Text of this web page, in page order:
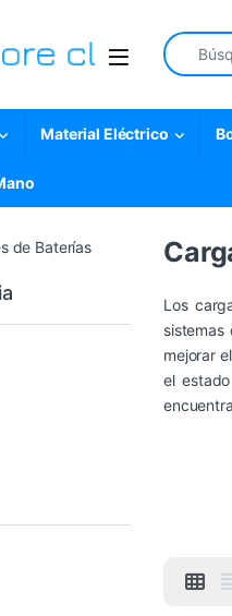
Open
Search
Material Eléctrico
de Baterías
Los
mejorar
el